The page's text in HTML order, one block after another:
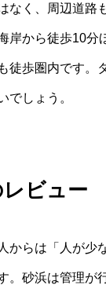
なく、周辺道路
岸から徒歩10分
徒歩圏内です。
でしょう。
ビュー
からは「人が少
。砂浜は管理が